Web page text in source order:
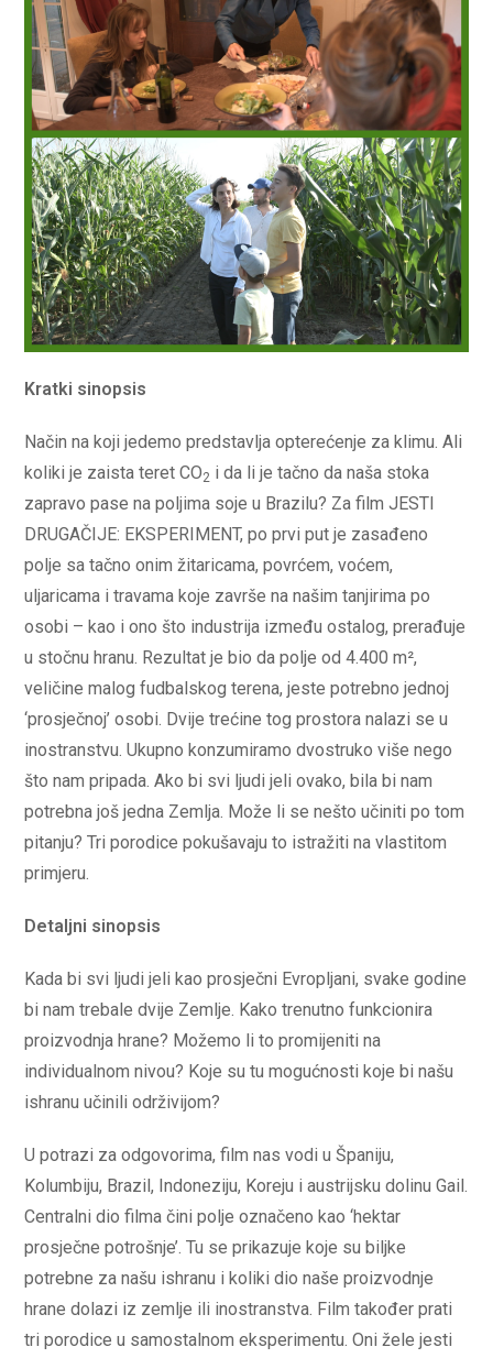
Kratki sinopsis
Način na koji jedemo predstavlja opterećenje za klimu. Ali
koliki je zaista teret CO2 i da li je tačno da naša stoka
zapravo pase na poljima soje u Brazilu? Za film JESTI
DRUGAČIJE: EKSPERIMENT, po prvi put je zasađeno
polje sa tačno onim žitaricama, povrćem, voćem,
uljaricama i travama koje završe na našim tanjirima po
osobi – kao i ono što industrija između ostalog, prerađuje
u stočnu hranu. Rezultat je bio da polje od 4.400 m²,
veličine malog fudbalskog terena, jeste potrebno jednoj
‘prosječnoj’ osobi. Dvije trećine tog prostora nalazi se u
inostranstvu. Ukupno konzumiramo dvostruko više nego
što nam pripada. Ako bi svi ljudi jeli ovako, bila bi nam
potrebna još jedna Zemlja. Može li se nešto učiniti po tom
pitanju? Tri porodice pokušavaju to istražiti na vlastitom
primjeru.
Detaljni sinopsis
Kada bi svi ljudi jeli kao prosječni Evropljani, svake godine
bi nam trebale dvije Zemlje. Kako trenutno funkcionira
proizvodnja hrane? Možemo li to promijeniti na
individualnom nivou? Koje su tu mogućnosti koje bi našu
ishranu učinili održivijom?
U potrazi za odgovorima, film nas vodi u Španiju,
Kolumbiju, Brazil, Indoneziju, Koreju i austrijsku dolinu Gail.
Centralni dio filma čini polje označeno kao ‘hektar
prosječne potrošnje’. Tu se prikazuje koje su biljke
potrebne za našu ishranu i koliki dio naše proizvodnje
hrane dolazi iz zemlje ili inostranstva. Film također prati
tri porodice u samostalnom eksperimentu. Oni žele jesti